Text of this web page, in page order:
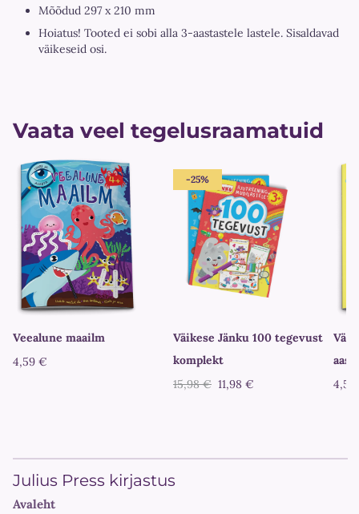
Mõõdud 297 x 210 mm
Hoiatus! Tooted ei sobi alla 3-aastastele lastele. Sisaldavad
väikeseid osi.
Vaata veel tegelusraamatuid
Veealune maailm
4,59 €
-25%
Väikese Jänku 100 tegevust
komplekt
15,98 € 11,98 €
Julius Press kirjastus
Avaleht